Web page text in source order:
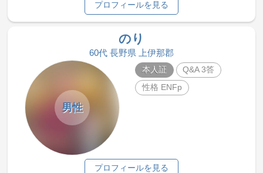
プロフィールを見る
のり
60代 長野県 上伊那郡
男性
本人証
Q&A 3答
性格 ENFp
プロフィールを見る